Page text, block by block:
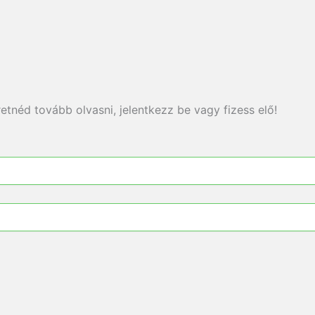
tovább olvasni, jelentkezz be vagy fizess elő!